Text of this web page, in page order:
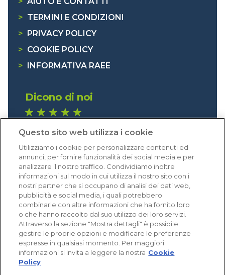
> TERMINI E CONDIZIONI
>
PRIVACY POLICY
> COOKIE POLICY
>
INFORMATIVA RAEE
Dicono di noi
Eccellente (4,8)
Acquisti verificati
Questo sito web utilizza i cookie
Utilizziamo i cookie per personalizzare contenuti ed
annunci, per fornire funzionalità dei social media e per
analizzare il nostro traffico. Condividiamo inoltre
informazioni sul modo in cui utilizza il nostro sito con i
nostri partner che si occupano di analisi dei dati web,
pubblicità e social media, i quali potrebbero
combinarle con altre informazioni che ha fornito loro
o che hanno raccolto dal suo utilizzo dei loro servizi.
Attraverso la sezione "Mostra dettagli" è possibile
gestire le proprie opzioni e modificare le preferenze
espresse in qualsiasi momento. Per maggiori
informazioni si invita a leggere la nostra Cookie
Policy